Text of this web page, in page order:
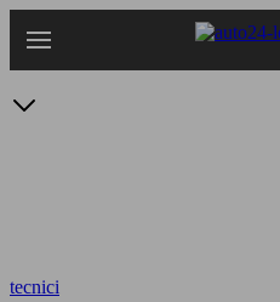
tecnici